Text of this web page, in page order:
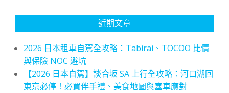
近期文章
2026 日本租車自駕全攻略：Tabirai、TOCOO 比價
與保險 NOC 避坑
【2026 日本自駕】談合坂 SA 上行全攻略：河口湖回
東京必停！必買伴手禮、美食地圖與塞車應對